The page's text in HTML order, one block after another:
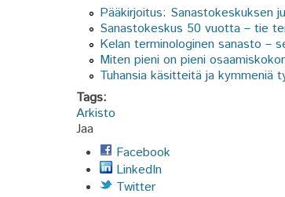
Pääkirjoitus: Sanastokeskuksen
Sanastokeskus 50 vuotta – tie
Kelan terminologinen sanasto –
Miten pieni on pieni
Tuhansia käsitteitä ja
Tags:
Arkisto
Jaa
Facebook
LinkedIn
Twitter